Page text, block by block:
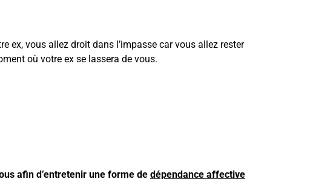
ex, vous allez droit dans l’impasse car vous allez rester
où votre ex se lassera de vous.
afin d’entretenir une forme de dépendance affective